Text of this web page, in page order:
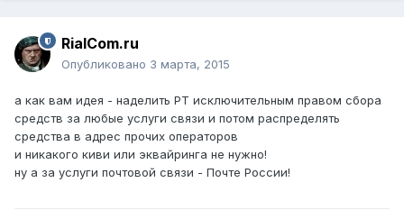
RialCom.ru
Опубликовано 3 марта, 2015
а как вам идея - наделить РТ исключительным правом сбора
средств за любые услуги связи и потом распределять
средства в адрес прочих операторов
и никакого киви или эквайринга не нужно!
ну а за услуги почтовой связи - Почте России!